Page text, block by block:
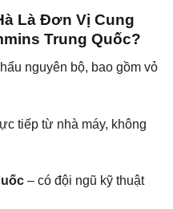
Là Đơn Vị Cung
Trung Quốc?
nguyên bộ, bao gồm vỏ
tiếp từ nhà máy, không
– có đội ngũ kỹ thuật